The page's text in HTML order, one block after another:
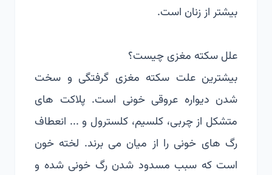
بیشتر از زنان است.
علل سکته مغزی چیست؟
بیشترین علت سکته مغزی گرفتگی و سخت
شدن دیواره عروقی خونی است. پلاکت های
متشکل از چربی، کلسیم، کلسترول و ... انعطاف
رگ های خونی را از میان می برند. لخته خون
است که سبب مسدود شدن رگ خونی شده و